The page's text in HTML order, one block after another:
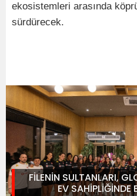
ekosistemleri arasında
sürdürecek.
FİLENİN SULTANLARI,
EV SAHİPLİĞİNDE